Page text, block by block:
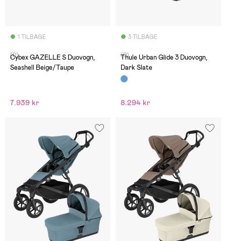
1 TILBAGE
(0)
Cybex GAZELLE S Duovogn,
Seashell Beige/Taupe
7.939 kr
3 TILBAGE
(0)
Thule Urban Glide 3 Duovogn,
Dark Slate
8.294 kr